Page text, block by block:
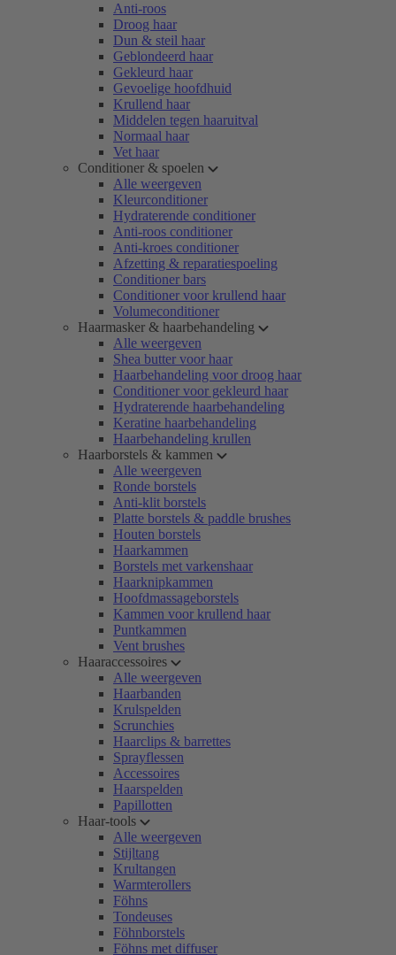
Anti-roos
Droog haar
Dun & steil haar
Geblondeerd haar
Gekleurd haar
Gevoelige hoofdhuid
Krullend haar
Middelen tegen haaruitval
Normaal haar
Vet haar
Conditioner & spoelen
Alle weergeven
Kleurconditioner
Hydraterende conditioner
Anti-roos conditioner
Anti-kroes conditioner
Afzetting & reparatiespoeling
Conditioner bars
Conditioner voor krullend haar
Volumeconditioner
Haarmasker & haarbehandeling
Alle weergeven
Shea butter voor haar
Haarbehandeling voor droog haar
Conditioner voor gekleurd haar
Hydraterende haarbehandeling
Keratine haarbehandeling
Haarbehandeling krullen
Haarborstels & kammen
Alle weergeven
Ronde borstels
Anti-klit borstels
Platte borstels & paddle brushes
Houten borstels
Haarkammen
Borstels met varkenshaar
Haarknipkammen
Hoofdmassageborstels
Kammen voor krullend haar
Puntkammen
Vent brushes
Haaraccessoires
Alle weergeven
Haarbanden
Krulspelden
Scrunchies
Haarclips & barrettes
Sprayflessen
Accessoires
Haarspelden
Papillotten
Haar-tools
Alle weergeven
Stijltang
Krultangen
Warmterollers
Föhns
Tondeuses
Föhnborstels
Föhns met diffuser